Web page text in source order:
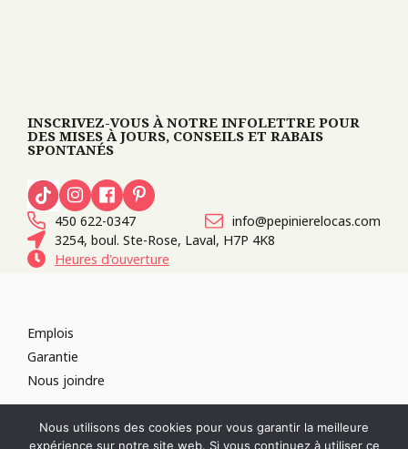
INSCRIVEZ-VOUS À NOTRE INFOLETTRE POUR
DES MISES À JOURS, CONSEILS ET RABAIS
SPONTANÉS
450 622-0347
info@pepinierelocas.com
3254, boul. Ste-Rose, Laval, H7P 4K8
Heures d'ouverture
Emplois
Garantie
Nous joindre
SITES WEB :PAR DESIGN, AGENCE WEB
Nous utilisons des cookies pour vous garantir la meilleure
expérience sur notre site web. Si vous continuez à utiliser ce